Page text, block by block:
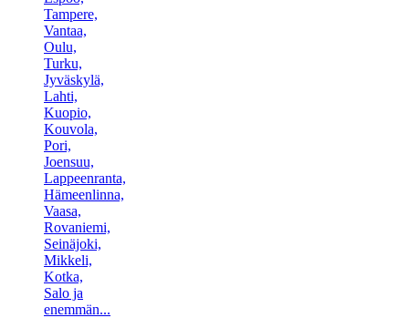
Tampere,
Vantaa,
Oulu,
Turku,
Jyväskylä,
Lahti,
Kuopio,
Kouvola,
Pori,
Joensuu,
Lappeenranta,
Hämeenlinna,
Vaasa,
Rovaniemi,
Seinäjoki,
Mikkeli,
Kotka,
Salo ja
enemmän...